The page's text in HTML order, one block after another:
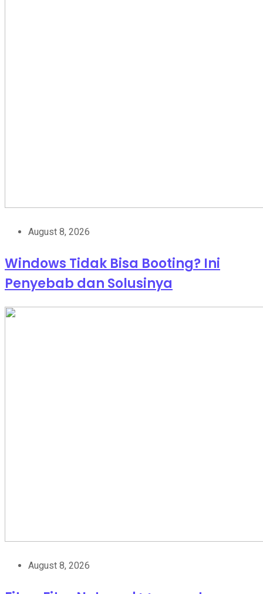
August 8, 2026
Windows Tidak Bisa Booting? Ini
Penyebab dan Solusinya
August 8, 2026